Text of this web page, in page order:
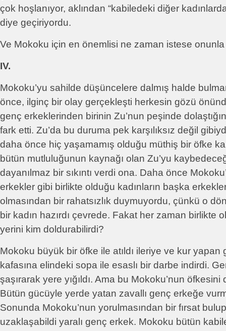
çok hoşlanıyor, aklından “kabiledeki diğer
diye geçiriyordu.
Ve Mokoku için en önemlisi ne zaman istese
IV.
Mokoku’yu sahilde düşüncelere dalmış halde
önce, ilginç bir olay gerçekleşti herkesin gözü
genç erkeklerinden birinin Zu’nun peşinde
fark etti. Zu’da bu duruma pek karşılıksız değil
daha önce hiç yaşamamış olduğu müthiş bir öfke
bütün mutluluğunun kaynağı olan Zu’yu
dayanılmaz bir sıkıntı verdi ona. Daha önce
erkekler gibi birlikte olduğu kadınların başka
olmasından bir rahatsızlık duymuyordu, çünkü o
bir kadın hazırdı çevrede. Fakat her zaman birlikte
yerini kim doldurabilirdi?
Mokoku büyük bir öfke ile atıldı ileriye ve kur yapan
kafasına elindeki sopa ile esaslı bir darbe indirdi.
şaşırarak yere yığıldı. Ama bu Mokoku’nun
Bütün gücüyle yerde yatan zavallı genç erkeğe
Sonunda Mokoku’nun yorulmasından bir fırsat
uzaklaşabildi yaralı genç erkek. Mokoku bütün